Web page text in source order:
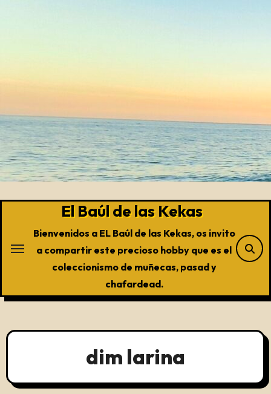
El Baúl de las Kekas
Bienvenidos a EL Baúl de las Kekas, os invito
a compartir este precioso hobby que es el
coleccionismo de muñecas, pasad y
chafardead.
dim larina